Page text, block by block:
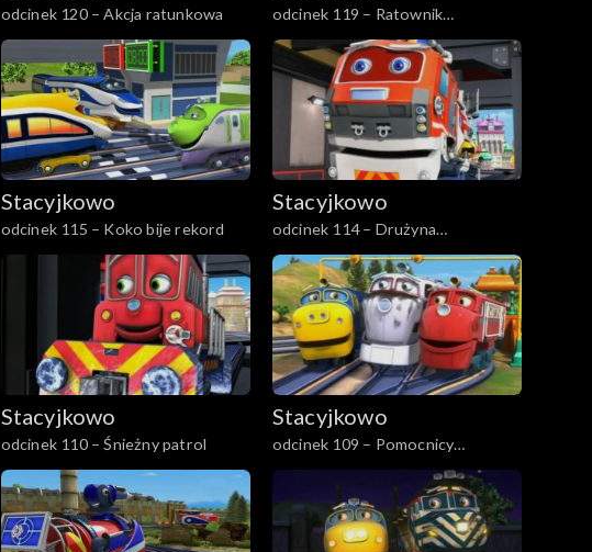
odcinek 120 – Akcja ratunkowa
odcinek 119 – Ratownik
pierwszego kontaktu
Stacyjkowo
odcinek 115 – Koko bije rekord
Stacyjkowo
odcinek 114 – Drużyna
Ciuchciaków
Stacyjkowo
odcinek 110 – Śnieżny patrol
Stacyjkowo
odcinek 109 – Pomocnicy
ratownika